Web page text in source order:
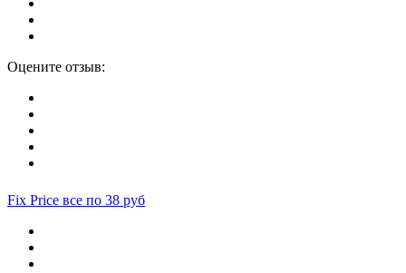
Оцените отзыв:
Fix Price все по 38 руб